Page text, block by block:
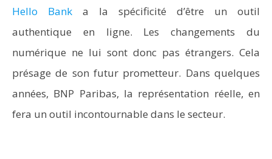
Hello Bank a la spécificité d’être un outil
authentique en ligne. Les changements du
numérique ne lui sont donc pas étrangers. Cela
présage de son futur prometteur. Dans quelques
années, BNP Paribas, la représentation réelle, en
fera un outil incontournable dans le secteur.